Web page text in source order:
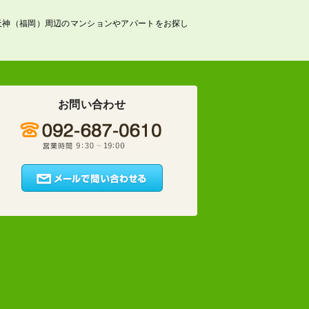
（福岡）周辺のマンションやアパートをお探し
お問い合わせ